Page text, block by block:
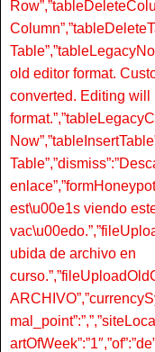
old editor format.
converted. Editing will
est\u00e1s viendo
ubida de archivo en